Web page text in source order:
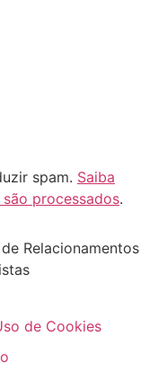
spam. Saiba
processados.
Relacionamentos
de Cookies